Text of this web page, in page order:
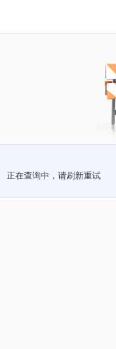
正在查询中，请刷新重试